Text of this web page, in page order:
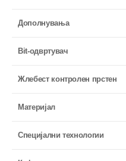
Дополнувања
Bit-одвртувач
Жлебест контролен прстен
Материјал
Специјални технологии